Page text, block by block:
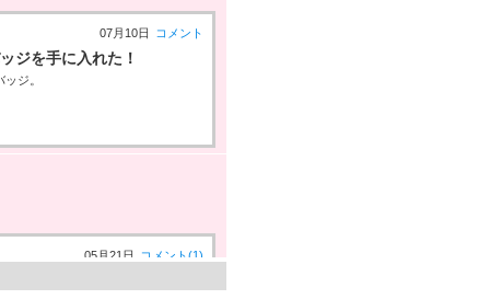
07月10日 コメント
ジを手に入れた！
ジ。
05月21日 コメント(1)
成度１００％」バッジを